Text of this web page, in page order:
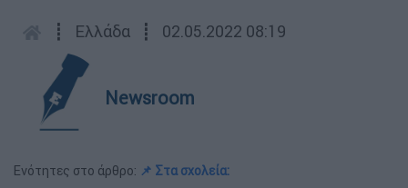
┋ Ελλάδα ┋ 02.05.2022 08:19
Newsroom
Ενότητες στο άρθρο: 📌 Στα σχολεία: